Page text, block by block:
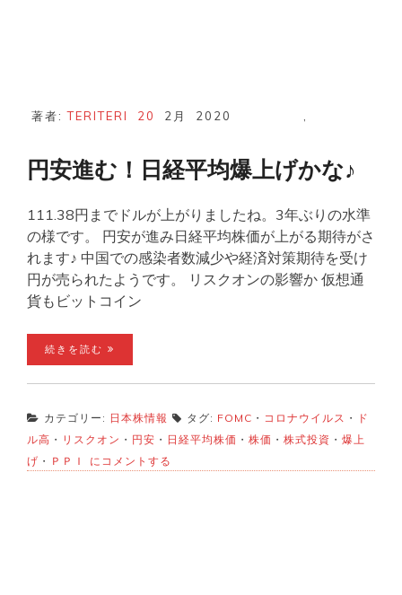
著者:TERITERI 20 2月 2020
円安進む！日経平均爆上げかな♪
111.38円までドルが上がりましたね。3年ぶりの水準
の様です。 円安が進み日経平均株価が上がる期待がさ
れます♪ 中国での感染者数減少や経済対策期待を受け
円が売られたようです。 リスクオンの影響か 仮想通
貨もビットコイン
続きを読む
カテゴリー: 日本株情報 タグ: FOMC ・ コロナウイルス ・
ド
ル高 ・ リスクオン ・ 円安 ・ 日経平均株価 ・ 株価 ・ 株式投資 ・ 爆上
げ ・ ＰＰＩ
円
安
にコメントする